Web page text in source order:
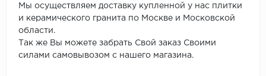
Мы осуществляем доставку купленной у нас плитки
и керамического гранита по Москве и Московской
области.
Так же Вы можете забрать Свой заказ Своими
силами самовывозом с нашего магазина.